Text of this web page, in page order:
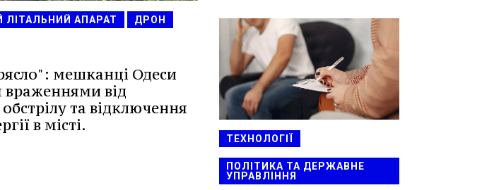
ЛІТАЛЬНИЙ АПАРАТ ДРОН
мешканці Одеси
враженнями від
та відключення
в місті.
ТЕХНОЛОГІЇ
ПОЛІТИКА ТА ДЕРЖАВНЕ
УПРАВЛІННЯ